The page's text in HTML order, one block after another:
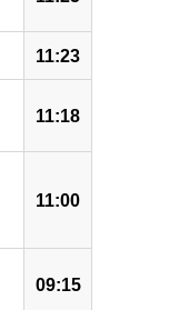
11:23
11:18
11:00
09:15